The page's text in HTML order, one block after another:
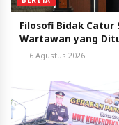
Filosofi Bidak
Wartawan yang
6 Agustus 2026